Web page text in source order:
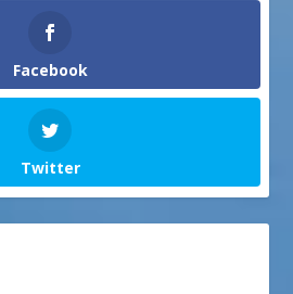
Facebook
Twitter